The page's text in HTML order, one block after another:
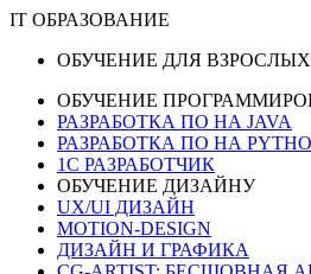
IT ОБРАЗОВАНИЕ
ОБУЧЕНИЕ ДЛЯ ВЗРОСЛЫХ
ОБУЧЕНИЕ
РАЗРАБОТКА ПО НА JAVA
РАЗРАБОТКА ПО НА
1C РАЗРАБОТЧИК
ОБУЧЕНИЕ ДИЗАЙНУ
UX/UI ДИЗАЙН
MOTION-DESIGN
ДИЗАЙН И ГРАФИКА